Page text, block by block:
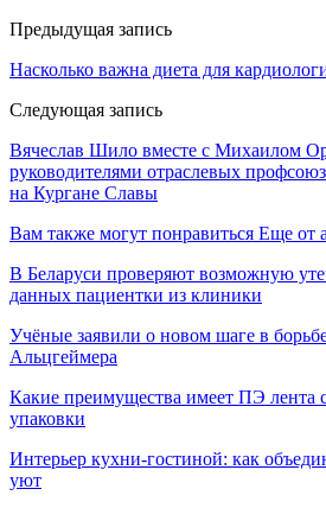
Предыдущая запись
Насколько важна диета для
Следующая запись
Вячеслав Шило вместе с Михаилом
руководителями отраслевых
на Кургане Славы
Вам также могут понравиться Еще от
В Беларуси проверяют возможную
данных пациентки из клиники
Учёные заявили о новом шаге в
Альцгеймера
Какие преимущества имеет ПЭ лента
упаковки
Интерьер кухни-гостиной: как
уют